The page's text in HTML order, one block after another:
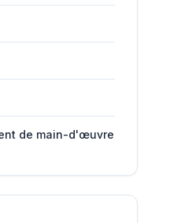
de main-d'œuvre